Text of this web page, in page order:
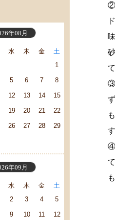
②
③
④
年08月
水 木 金
土
1
5 6 7 8
12 13 14 15
19 20 21 22
26 27 28 29
年09月
水 木 金
土
2 3 4 5
9 10 11 12